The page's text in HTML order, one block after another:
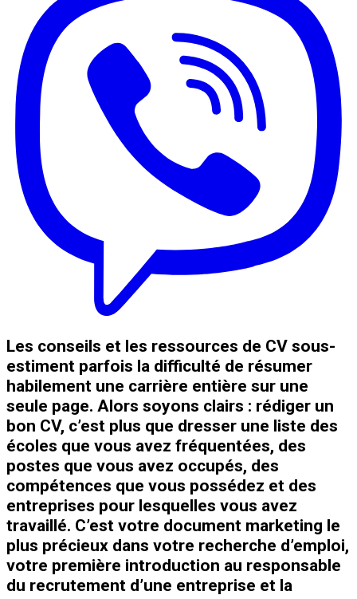
Les conseils et les ressources de CV sous-
estiment parfois la difficulté de résumer
habilement une carrière entière sur une
seule page. Alors soyons clairs : rédiger un
bon CV, c’est plus que dresser une liste des
écoles que vous avez fréquentées, des
postes que vous avez occupés, des
compétences que vous possédez et des
entreprises pour lesquelles vous avez
travaillé. C’est votre document marketing le
plus précieux dans votre recherche d’emploi,
votre première introduction au responsable
du recrutement d’une entreprise et la